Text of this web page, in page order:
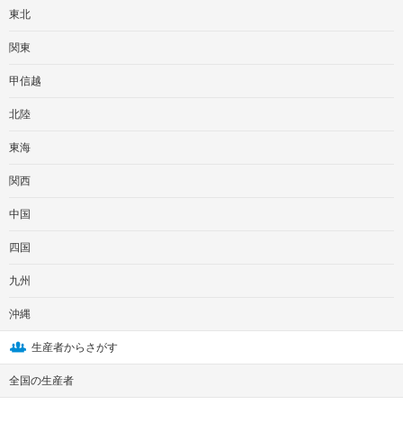
東北
関東
甲信越
北陸
東海
関西
中国
四国
九州
沖縄
生産者からさがす
全国の生産者